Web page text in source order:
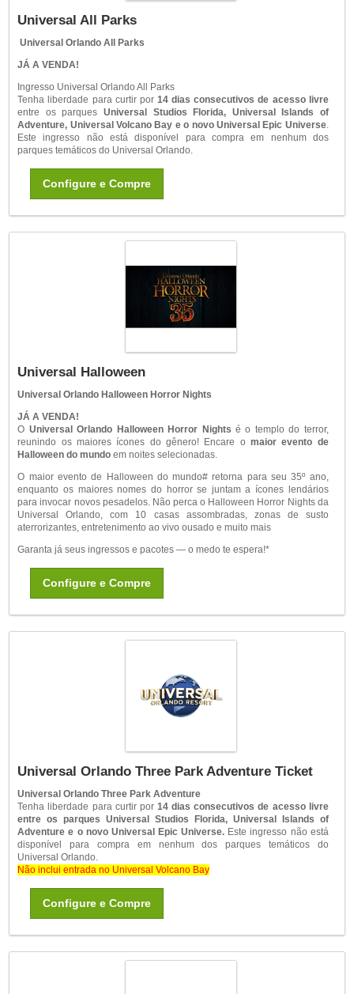
Universal All Parks
Universal Orlando All Parks
JÁ A VENDA!
Ingresso Universal Orlando All Parks
Tenha liberdade para curtir por 14 dias consecutivos de acesso livre
entre os parques Universal Studios Florida, Universal Islands of
Adventure, Universal Volcano Bay e o novo Universal Epic Universe.
Este ingresso não está disponível para compra em nenhum dos
parques temáticos do Universal Orlando.
Configure e Compre
Universal Halloween
Universal Orlando Halloween Horror Nights
JÁ A VENDA!
O Universal Orlando Halloween Horror Nights é o templo do terror,
reunindo os maiores ícones do gênero! Encare omaior evento de
Halloween do mundo em noites selecionadas.
O maior evento de Halloween do mundo# retorna para seu 35ºano,
enquanto os maiores nomes do horror se juntam a ícones lendários
para invocar novos pesadelos. Não perca o Halloween Horror Nights da
Universal Orlando, com 10 casas assombradas, zonas de susto
aterrorizantes, entretenimento ao vivo ousado e muito mais
Garanta já seus ingressos e pacotes — o medo te espera!*
Configure e Compre
Universal Orlando Three Park Adventure Ticket
Universal Orlando Three Park Adventure
Tenha liberdade para curtir por 14 dias consecutivos de acesso livre
entre os parques Universal Studios Florida, Universal Islands of
Adventure e o novo Universal Epic Universe. Este ingresso não está
disponível para compra em nenhum dos parques temáticos do
Universal Orlando.
Não inclui entrada no Universal Volcano Bay
Configure e Compre